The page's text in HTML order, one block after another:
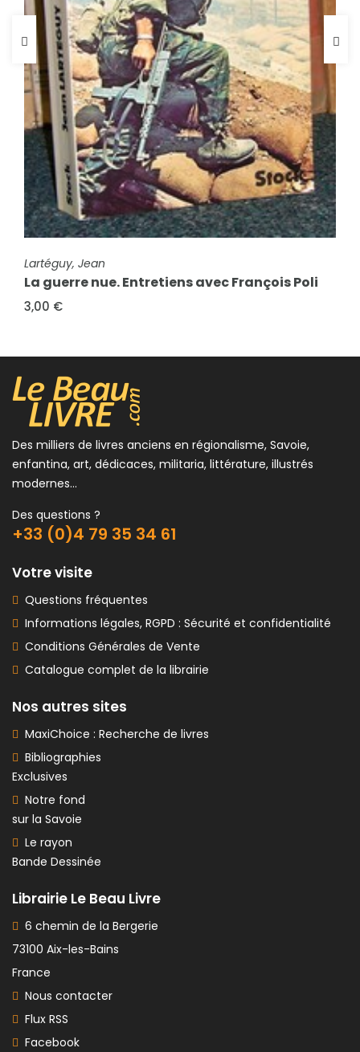
FICHE COMPLÈTE
Lartéguy, Jean
La guerre nue. Entretiens avec François Poli
3,00 €
FICHE COMPLÈTE
Saadé, Joseph
Victime et bourreau
3,00 €
Des milliers de livres anciens en régionalisme, Savoie,
enfantina, art, dédicaces, militaria, littérature, illustrés
modernes...
Des questions ?
+33 (0)4 79 35 34 61
Votre visite
Questions fréquentes
Informations légales, RGPD : Sécurité et confidentialité
Conditions Générales de Vente
Catalogue complet de la librairie
Nos autres sites
MaxiChoice : Recherche de livres
Bibliographies
Exclusives
Notre fond
sur la Savoie
Le rayon
Bande Dessinée
Librairie Le Beau Livre
6 chemin de la Bergerie
73100 Aix-les-Bains
France
Nous contacter
Flux RSS
Facebook